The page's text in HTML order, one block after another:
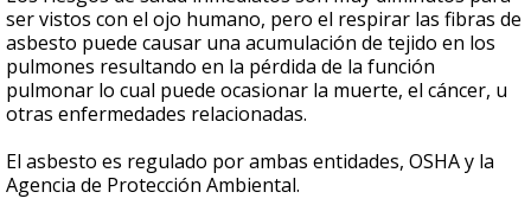
ser vistos con el ojo humano, pero el respirar las fibras de
asbesto puede causar una acumulación de tejido en los
pulmones resultando en la pérdida de la función
pulmonar lo cual puede ocasionar la muerte, el cáncer, u
otras enfermedades relacionadas.
El asbesto es regulado por ambas entidades, OSHA y la
Agencia de Protección Ambiental.